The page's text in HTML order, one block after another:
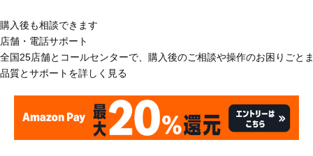
購入後も相談できます
店舗・電話サポート
全国25店舗とコールセンターで、購入後のご相談や操作のお困りごと
品質とサポートを詳しく見る